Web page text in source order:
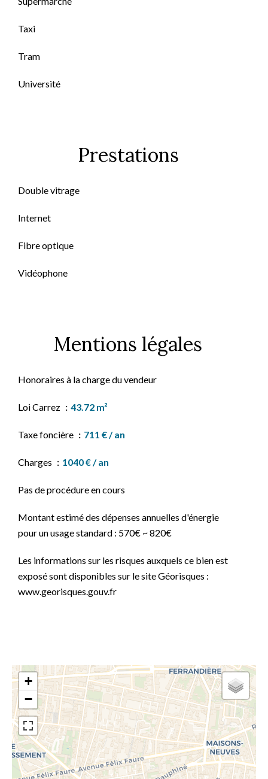
Taxi
Tram
Université
Prestations
Double vitrage
Internet
Fibre optique
Vidéophone
Mentions légales
Honoraires à la charge du vendeur
Loi Carrez 43.72 m²
Taxe foncière 711 € / an
Charges 1040 € / an
Pas de procédure en cours
Montant estimé des dépenses annuelles d'énergie
pour un usage standard : 570€ ~ 820€
Les informations sur les risques auxquels ce bien est
exposé sont disponibles sur le site Géorisques :
www.georisques.gouv.fr
+
−